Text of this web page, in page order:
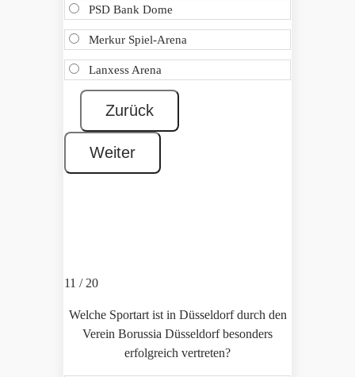
PSD Bank Dome
Merkur Spiel-Arena
Lanxess Arena
11 / 20
Welche Sportart ist in Düsseldorf durch den
Verein Borussia Düsseldorf besonders
erfolgreich vertreten?